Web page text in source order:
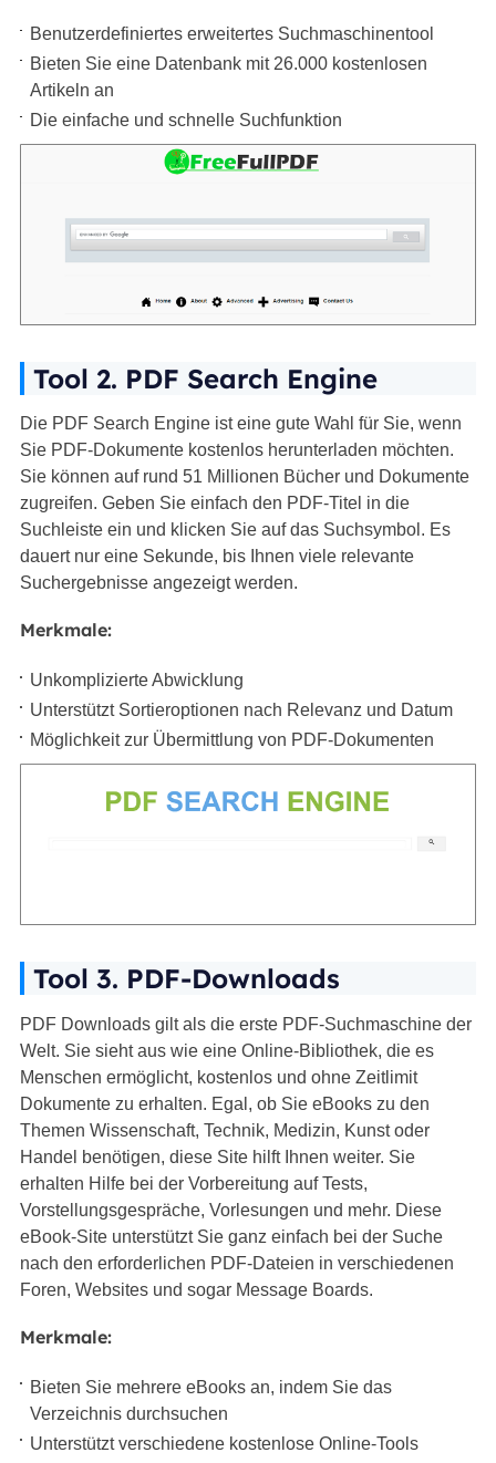
Benutzerdefiniertes erweitertes Suchmaschinentool
Bieten Sie eine Datenbank mit 26.000 kostenlosen
Artikeln an
Die einfache und schnelle Suchfunktion
Tool 2. PDF Search Engine
Die PDF Search Engine ist eine gute Wahl für Sie, wenn
Sie PDF-Dokumente kostenlos herunterladen möchten.
Sie können auf rund 51 Millionen Bücher und Dokumente
zugreifen. Geben Sie einfach den PDF-Titel in die
Suchleiste ein und klicken Sie auf das Suchsymbol. Es
dauert nur eine Sekunde, bis Ihnen viele relevante
Suchergebnisse angezeigt werden.
Merkmale:
Unkomplizierte Abwicklung
Unterstützt Sortieroptionen nach Relevanz und Datum
Möglichkeit zur Übermittlung von PDF-Dokumenten
Tool 3. PDF-Downloads
PDF Downloads gilt als die erste PDF-Suchmaschine der
Welt. Sie sieht aus wie eine Online-Bibliothek, die es
Menschen ermöglicht, kostenlos und ohne Zeitlimit
Dokumente zu erhalten. Egal, ob Sie eBooks zu den
Themen Wissenschaft, Technik, Medizin, Kunst oder
Handel benötigen, diese Site hilft Ihnen weiter. Sie
erhalten Hilfe bei der Vorbereitung auf Tests,
Vorstellungsgespräche, Vorlesungen und mehr. Diese
eBook-Site unterstützt Sie ganz einfach bei der Suche
nach den erforderlichen PDF-Dateien in verschiedenen
Foren, Websites und sogar Message Boards.
Merkmale:
Bieten Sie mehrere eBooks an, indem Sie das
Verzeichnis durchsuchen
Unterstützt verschiedene kostenlose Online-Tools